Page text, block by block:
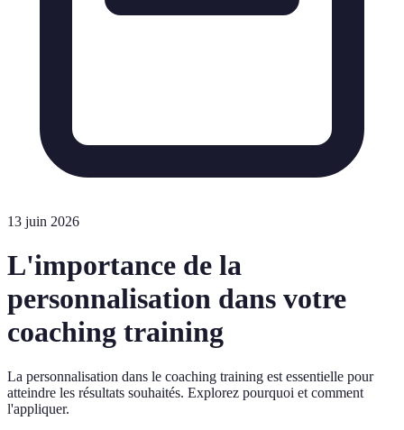
13 juin 2026
L'importance de la
personnalisation dans votre
coaching training
La personnalisation dans le coaching training est essentielle pour
atteindre les résultats souhaités. Explorez pourquoi et comment
l'appliquer.